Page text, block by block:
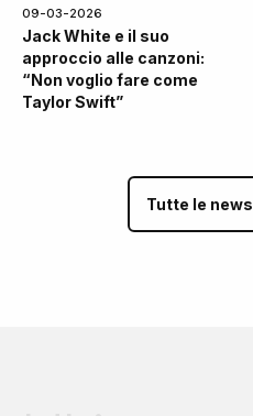
09-03-2026
Jack White e il suo
approccio alle canzoni:
“Non voglio fare come
Taylor Swift”
Tutte le news